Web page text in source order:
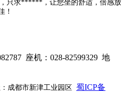
求******，让您坐的舒适，倍感放
！
座机：028-82599329 地
成都市新津工业园区
蜀ICP备